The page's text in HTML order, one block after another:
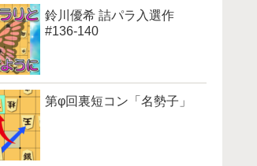
鈴川優希 詰パラ入選作
#136-140
第φ回裏短コン「名勢子」